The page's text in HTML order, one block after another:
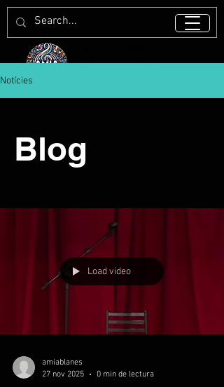
Artística de Blanes
Notícies
Blog
Load video
amiablanes
27 nov 2025
0 min de lectura